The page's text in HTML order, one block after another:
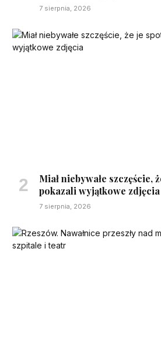
7 sierpnia, 2026
Miał niebywałe szczęście,
pokazali wyjątkowe zdjęcia
7 sierpnia, 2026